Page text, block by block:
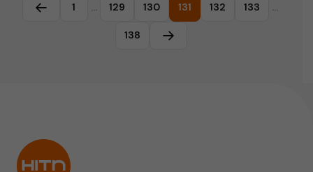
Página anterior
1 … 129 130 131 132 133 …
138 Página siguiente